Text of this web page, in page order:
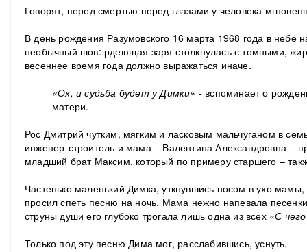
Говорят, перед смертью перед глазами у человека
В день рождения Разумовского 16 марта 1968 года в небе
необычный шов: рдеющая заря столкнулась с томными,
весеннее время года должно выражаться иначе.
«Ох, и судьба будет у Димки» - вспоминает о
матери.
Рос Дмитрий чутким, мягким и ласковым мальчуганом в
инженер-строитель и мама – Валентина Александровна –
младший брат Максим, который по примеру старшего –
Частенько маленький Димка, уткнувшись носом в ухо мамы,
просил спеть песню на ночь. Мама нежно напевала
струны души его глубоко трогала лишь одна из всех «С
Только под эту песню Дима мог, расслабившись, уснуть.